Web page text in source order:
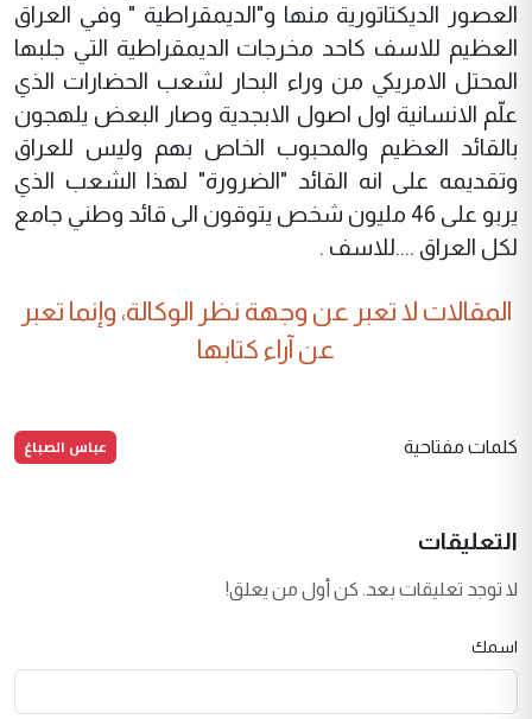
العصور الديكتاتورية منها و"الديمقراطية " وفي العراق
العظيم للاسف كاحد مخرجات الديمقراطية التي جلبها
المحتل الامريكي من وراء البحار لشعب الحضارات الذي
علّم الانسانية اول اصول الابجدية وصار البعض يلهجون
بالقائد العظيم والمحبوب الخاص بهم وليس للعراق
وتقديمه على انه القائد "الضرورة" لهذا الشعب الذي
يربو على 46 مليون شخص يتوقون الى قائد وطني جامع
لكل العراق ....للاسف .
المقالات لا تعبر عن وجهة نظر الوكالة، وإنما تعبر
عن آراء كتابها
كلمات مفتاحية عباس الصباغ
التعليقات
لا توجد تعليقات بعد. كن أول من يعلق!
اسمك